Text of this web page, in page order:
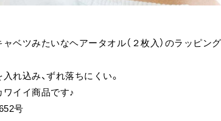
ベツみたいなヘアータオル（２枚入）のラッピング
れ込み、ずれ落ちにくい。
イイ商品です♪
号